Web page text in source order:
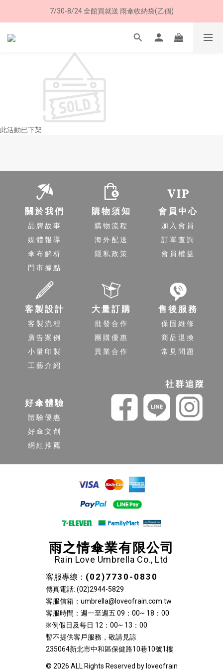
8/8 父親節限定 超商取貨免運費
7/30-8/24 全館買就送 雨傘收納袋(乙個)
8/8 父親節限定 超商取貨免運費
此活動已下架
關於我們
品牌故事
媒體報導
傘布解析
門市據點
購物須知
購物流程
海外配送
隱私政策
會員中心
加入會員
訂單查詢
會員權益
客製設計
客製流程
廣告案例
小量印製
工藝介紹
大量訂購
批發合作
團購優惠
異業合作
售後服務
保固維修
商品退換
常見問題
好傘體驗
體驗優惠
好傘文創
網紅推薦
社群追蹤
雨之情傘業有限公司
Rain Love Umbrella Co., Ltd
客服專線： (02)7730-0830
傳真電話: (02)2944-5829
客服信箱：umbrella@loveofrain.com.tw
客服時間：週一至週五 09：00~ 18：00
※例假日及每日 12：00~ 13：00
暫不提供客戶服務，敬請見諒
235064新北市中和區保健路10巷10號1樓
© 2026 ALL Rights Reserved by loveofrain